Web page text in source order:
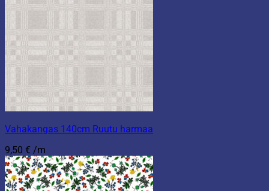
Vahakangas 140cm Ruutu harmaa
9,50 € /m